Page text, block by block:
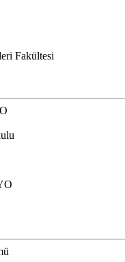
Fakültesi